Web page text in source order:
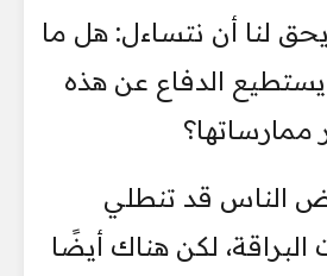
لنا أن نتساءل: هل ما
الدفاع عن هذه
ممارساتها؟
الناس قد تنطلي
البراقة، لكن هناك أيضًا